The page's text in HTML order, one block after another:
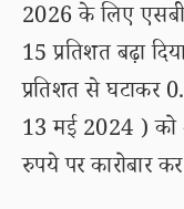
2026 के लिए
15 प्रतिशत बढ़ा
प्रतिशत से घटाकर
13 मई 2024 ) को
रुपये पर कारोबार कर